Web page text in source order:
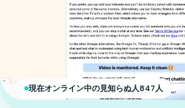
現在オンライン中の見知らぬ人847人